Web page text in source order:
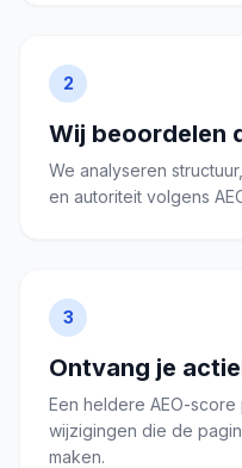
2
Wij beoordelen
We analyseren
en autoriteit volgens
3
Ontvang je
Een heldere AEO-
wijzigingen die de
maken.